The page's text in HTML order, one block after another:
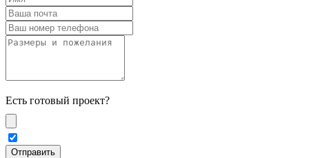
Есть готовый проект?